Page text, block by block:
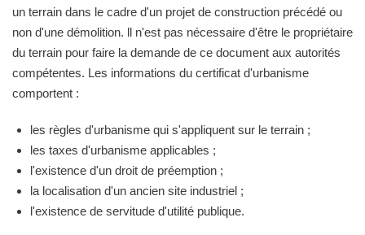
un terrain dans le cadre d'un projet de construction précédé ou
non d'une démolition. ll n'est pas nécessaire d'être le propriétaire
du terrain pour faire la demande de ce document aux autorités
compétentes. Les informations du certificat d'urbanisme
comportent :
les règles d'urbanisme qui s'appliquent sur le terrain ;
les taxes d'urbanisme applicables ;
l'existence d'un droit de préemption ;
la localisation d'un ancien site industriel ;
l'existence de servitude d'utilité publique.